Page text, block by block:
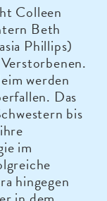
Colleen
Beth
Phillips)
werden
Das
bis
im
hingegen